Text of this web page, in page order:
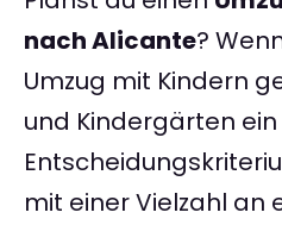
nach Alicante?
Umzug mit Kindern
und Kindergärten
mit einer Vielzahl an